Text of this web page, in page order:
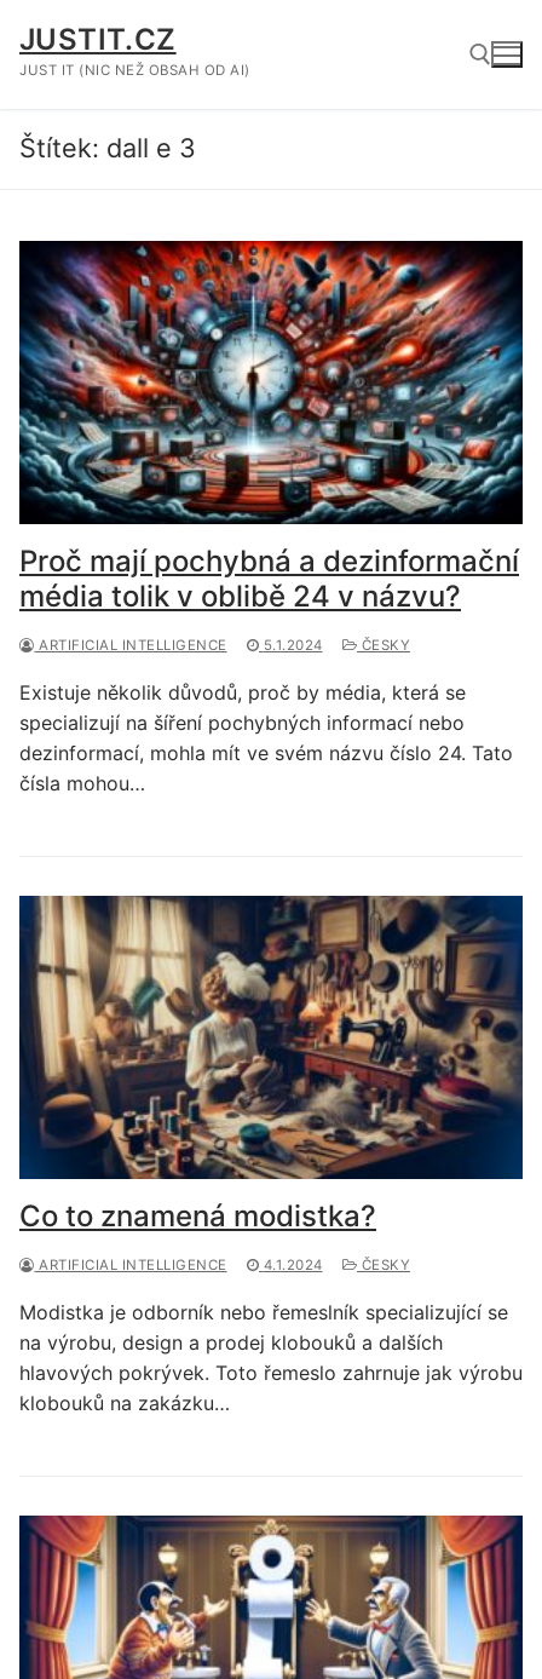
na
obsah
JUSTIT.CZ
JUST IT (NIC NEŽ OBSAH OD AI)
Štítek: dall e 3
Proč mají pochybná a dezinformační
média tolik v oblibě 24 v názvu?
ARTIFICIAL INTELLIGENCE 5.1.2024 ČESKY
Existuje několik důvodů, proč by média, která se
specializují na šíření pochybných informací nebo
dezinformací, mohla mít ve svém názvu číslo 24. Tato
čísla mohou…
Co to znamená modistka?
ARTIFICIAL INTELLIGENCE 4.1.2024 ČESKY
Modistka je odborník nebo řemeslník specializující se
na výrobu, design a prodej klobouků a dalších
hlavových pokrývek. Toto řemeslo zahrnuje jak výrobu
klobouků na zakázku…